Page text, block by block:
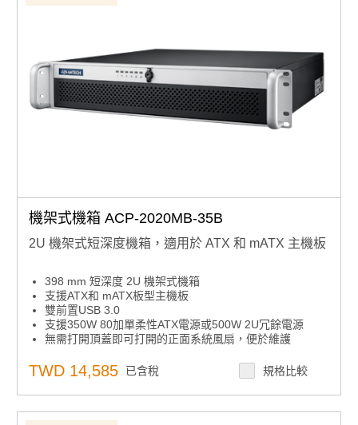
機架式機箱 ACP-2020MB-35B
2U 機架式短深度機箱，適用於 ATX 和 mATX 主機板
398 mm 短深度 2U 機架式機箱
支援ATX和 mATX板型主機板
雙前置USB 3.0
支援350W 80加單柔性ATX電源或500W 2U冗餘電源
無需打開頂蓋即可打開的正面系統風扇，便於維護
TWD 14,585 已含稅 規格比較